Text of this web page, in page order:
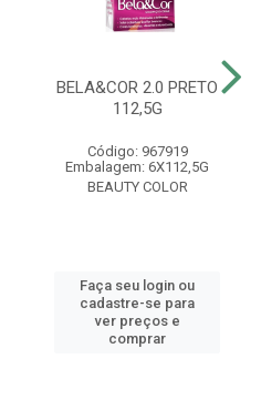
BELA&COR 2.0 PRETO
112,5G
Código: 967919
Embalagem: 6X112,5G
BEAUTY COLOR
Faça seu login ou
cadastre-se para
ver preços e
comprar